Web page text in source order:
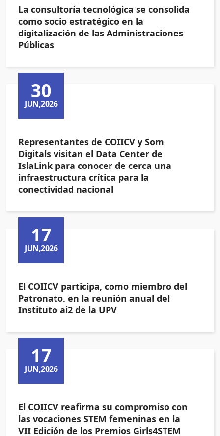
La consultoría tecnológica se consolida
como socio estratégico en la
digitalización de las Administraciones
Públicas
30
JUN,2026
Representantes de COIICV y Som
Digitals visitan el Data Center de
IslaLink para conocer de cerca una
infraestructura crítica para la
conectividad nacional
17
JUN,2026
El COIICV participa, como miembro del
Patronato, en la reunión anual del
Instituto ai2 de la UPV
17
JUN,2026
El COIICV reafirma su compromiso con
las vocaciones STEM femeninas en la
VII Edición de los Premios Girls4STEM